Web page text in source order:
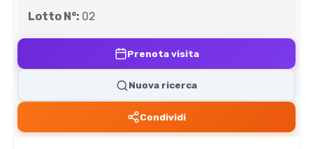
Lotto N°: 02
Prenota visita
Nuova ricerca
Condividi